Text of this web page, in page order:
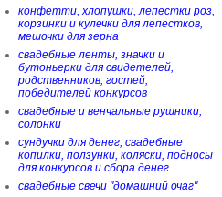
конфетти, хлопушки, лепестки роз,
корзинки и кулечки для лепестков,
мешочки для зерна
свадебные ленты, значки и
бутоньерки для свидетелей,
родственников, гостей,
победителей конкурсов
свадебные и венчальные рушники,
солонки
сундучки для денег, свадебные
копилки, ползунки, коляски, подносы
для конкурсов и сбора денег
свадебные свечи "домашний очаг"